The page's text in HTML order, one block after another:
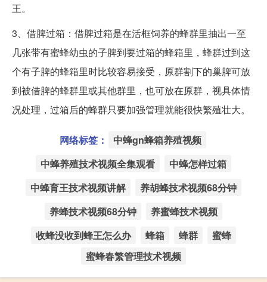
王。
3、借脾过箱：借脾过箱是在活框饲养的蜂群里抽出一至
几张带有蜜蜂幼虫的子脾到要过箱的蜂箱里，蜂群过到这
个有子脾的蜂箱里时比较容易接受，原群割下的巢脾可放
到被借脾的蜂群里或其他群里，也可放在原群，视具体情
况处理，过箱后的蜂群只要加强管理就能很快繁殖壮大。
网络标签：
中蜂gn蜂箱养殖视频
中蜂养殖技术视频全集观看
中蜂怎样过箱
中蜂育王技术视频讲解
养胡蜂技术视频68分钟
养蜂技术视频68分钟
养蜜蜂技术视频
收蜂没收到蜂王怎么办
蜂箱 蜂群
蜜蜂
蜜蜂春繁管理技术视频